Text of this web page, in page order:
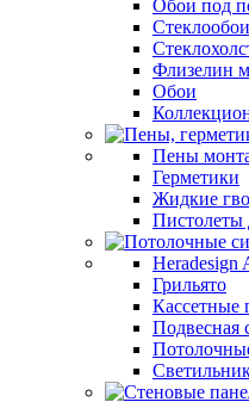
Обои под
Стеклообои
Флизелин
Обои
Пены
Герметики
Жидкие
Пистолеты
Heradesign
Грильято
Кассетные
Подвесная